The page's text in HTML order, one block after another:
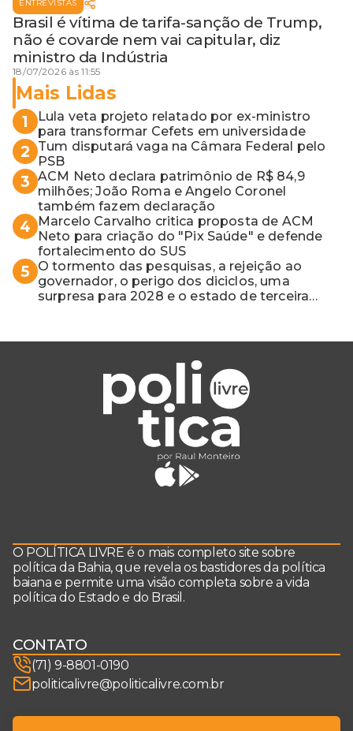
ENTREVISTAS
Brasil é vítima de tarifa-sanção de Trump,
não é covarde nem vai capitular, diz
ministro da Indústria
18/07/2026 às 11:55
Mais Lidas
1
Lula veta projeto relatado por ex-ministro
para transformar Cefets em universidade
2
Tum disputará vaga na Câmara Federal pelo
PSB
3 ACM Neto declara patrimônio de R$ 84,9
milhões; João Roma e Angelo Coronel
também fazem declaração
4
Marcelo Carvalho critica proposta de ACM
Neto para criação do "Pix Saúde" e defende
fortalecimento do SUS
5
O tormento das pesquisas, a rejeição ao
governador, o perigo dos diciclos, uma
surpresa para 2028 e o estado de terceira
O POLÍTICA LIVRE é o mais completo site sobre
política da Bahia, que revela os bastidores da política
baiana e permite uma visão completa sobre a vida
política do Estado e do Brasil.
CONTATO
(71) 9-8801-0190
politicalivre@politicalivre.com.br